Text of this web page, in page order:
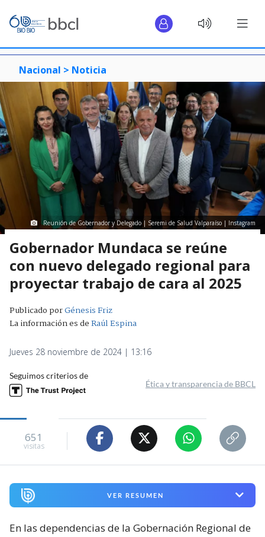
Nacional > Noticia
Reunión de Gobernador y Delegado | Seremi de Salud Valparaíso | Instagram
Gobernador Mundaca se reúne
con nuevo delegado regional para
proyectar trabajo de cara al 2025
Publicado porGénesis Friz
La información es deRaúl Espina
Jueves 28 noviembre de 2024 | 13:16
Seguimos criterios de
Ética y transparencia de BBCL
651
visitas
VER RESUMEN
En las dependencias de la Gobernación Regional de